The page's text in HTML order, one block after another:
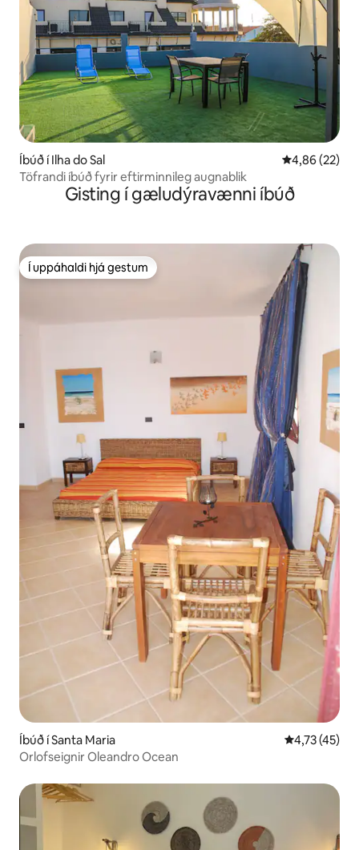
Íbúð í Ilha do Sal 4,86 af 5 í
4,86 (22)
Töfrandi íbúð fyrir eftirminnileg augnablik
Gisting í gæludýravænni íbúð
Í uppáhaldi hjá gestum
Í uppáhaldi hjá gestum
Íbúð í Santa Maria 4,73 af 5 í
4,73 (45)
Orlofseignir Oleandro Ocean